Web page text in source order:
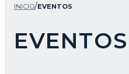
INICIO/EVENTOS
EVENTOS